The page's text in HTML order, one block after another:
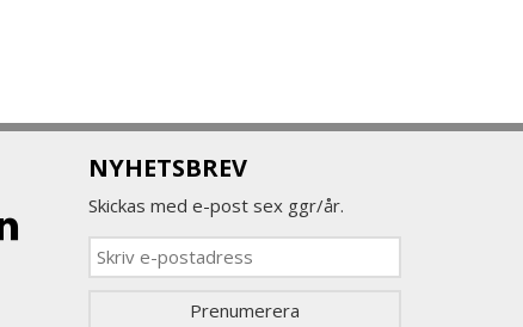
NYHETSBREV
Skickas med e-post sex ggr/år.